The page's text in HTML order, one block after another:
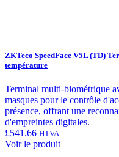
ZKTeco SpeedFace V5L (TD)
température
Terminal multi-biométrique
masques pour le contrôle
présence, offrant une
d'empreintes digitales.
£541.66 HTVA
Voir le produit